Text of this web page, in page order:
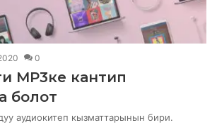
0
MP3ке кантип
болот
аудиокитеп кызматтарынын бири.